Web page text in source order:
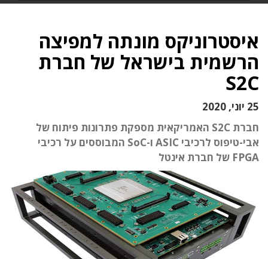
איסטרוניקס מונתה למפיצה
הרשמית בישראל של חברת
S2C
25 יוני, 2020
חברת S2C האמריקאית מספקת פתרונות פיתוח של
אבי-טיפוס לרכיבי ASIC ו-SoC המבוססים על רכיבי
FPGA של חברת אינטל